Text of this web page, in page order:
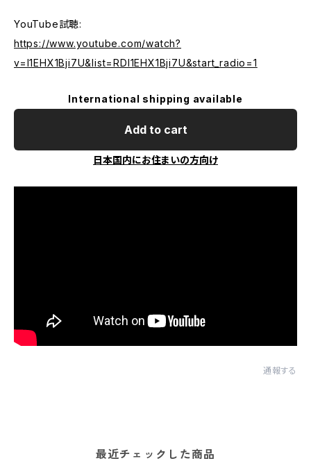
YouTube試聴:
https://www.youtube.com/watch?
v=l1EHX1Bji7U&list=RDl1EHX1Bji7U&start_radio=1
International shipping available
Add to cart
日本国内にお住まいの方向け
通報する
最近チェックした商品